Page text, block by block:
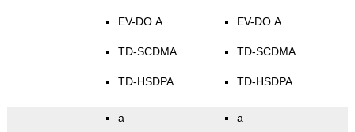
EV-DO A
TD-SCDMA
TD-HSDPA
EV-DO A
TD-SCDMA
TD-HSDPA
a a